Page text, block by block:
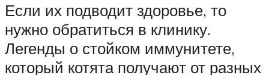
Если их подводит здоровье, то
нужно обратиться в клинику.
Легенды о стойком иммунитете,
который котята получают от разных